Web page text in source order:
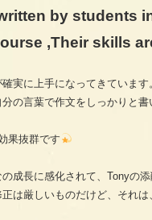
by students
,Their skills
実に上手になってきています
の言葉で作文をしっかりと書
果抜群です
成長に感化されて、Tonyの
正は厳しいものだけど、それ